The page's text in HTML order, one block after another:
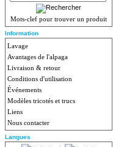
Mots-clef pour trouver un produit
Information
Lavage
Avantages de l'alpaga
Livraison & retour
Conditions d'utilisation
Événements
Modèles tricotés et trucs
Liens
Nous contacter
Langues